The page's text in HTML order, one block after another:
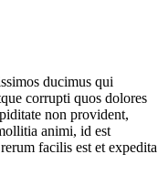
ducimus qui
corrupti quos dolores
non provident,
animi, id est
facilis est et expedita